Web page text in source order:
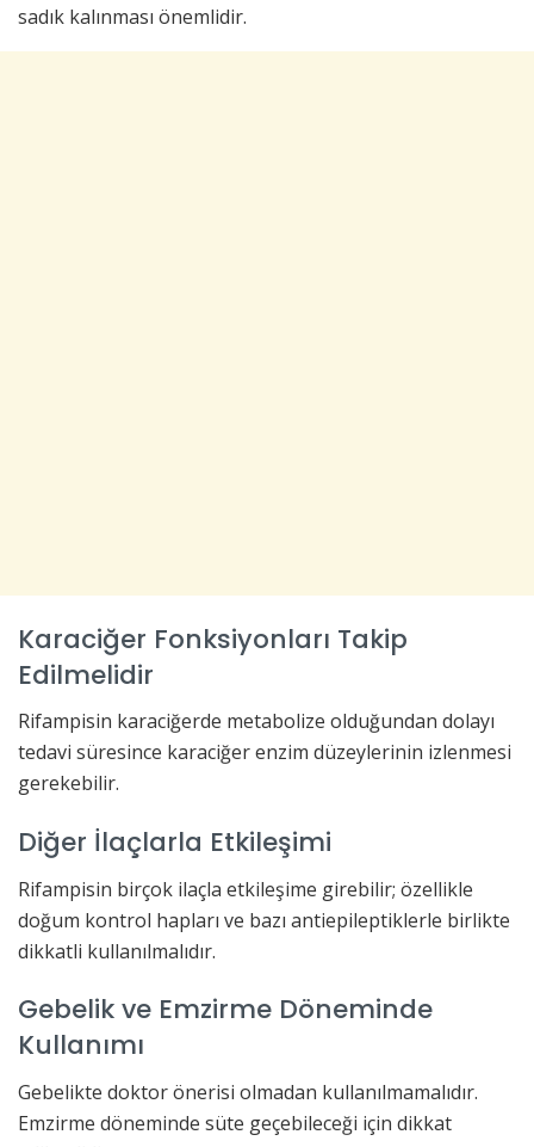
sadık kalınması önemlidir.
Karaciğer Fonksiyonları Takip
Edilmelidir
Rifampisin karaciğerde metabolize olduğundan dolayı
tedavi süresince karaciğer enzim düzeylerinin izlenmesi
gerekebilir.
Diğer İlaçlarla Etkileşimi
Rifampisin birçok ilaçla etkileşime girebilir; özellikle
doğum kontrol hapları ve bazı antiepileptiklerle birlikte
dikkatli kullanılmalıdır.
Gebelik ve Emzirme Döneminde
Kullanımı
Gebelikte doktor önerisi olmadan kullanılmamalıdır.
Emzirme döneminde süte geçebileceği için dikkat